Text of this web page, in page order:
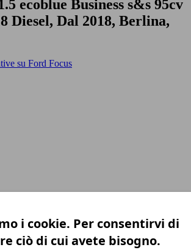
ecoblue Business s&s 95cv
Diesel, Dal 2018, Berlina,
su Ford Focus
i cookie. Per consentirvi di
ciò di cui avete bisogno.